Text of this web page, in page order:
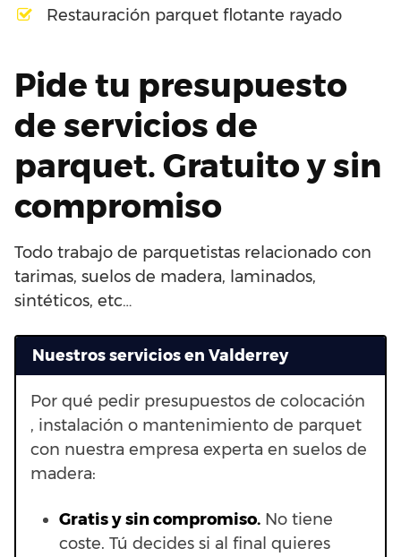
Restauración parquet flotante rayado
Pide tu presupuesto
de servicios de
parquet. Gratuito y sin
compromiso
Todo trabajo de parquetistas relacionado con
tarimas, suelos de madera, laminados,
sintéticos, etc…
Nuestros servicios en Valderrey
Por qué pedir presupuestos de colocación
, instalación o mantenimiento de parquet
con nuestra empresa experta en suelos de
madera:
Gratis y sin compromiso. No tiene
coste. Tú decides si al final quieres